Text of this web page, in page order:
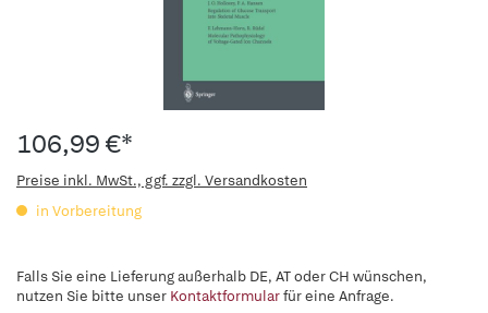
106,99 €*
Preise inkl. MwSt., ggf. zzgl. Versandkosten
in Vorbereitung
Falls Sie eine Lieferung außerhalb DE, AT oder CH wünschen,
nutzen Sie bitte unser Kontaktformularfür eine Anfrage.